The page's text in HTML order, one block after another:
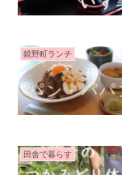
鏡野町ランチ
田舎で暮らす